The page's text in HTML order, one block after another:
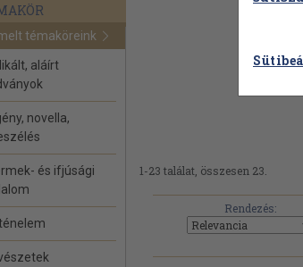
témaköreink
aláírt
novella,
és ifjúsági
1-23 találat, összesen 23.
Rendezés: